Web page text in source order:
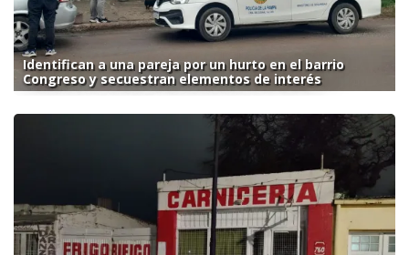
Identifican a una pareja por un hurto en el barrio
Congreso y secuestran elementos de interés